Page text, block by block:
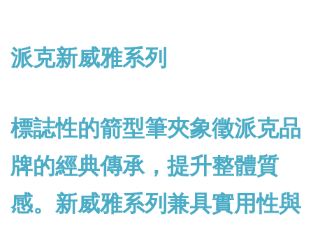
派克新威雅系列
標誌性的箭型筆夾象徵派克品
牌的經典傳承，提升整體質
感。新威雅系列兼具實用性與